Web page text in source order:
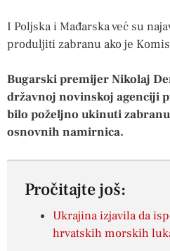
I Poljska i Mađarska već su
produljiti zabranu ako je
Bugarski premijer Nikolaj
državnoj novinskoj agenciji
bilo poželjno ukinuti
osnovnih namirnica.
Pročitajte još:
Ukrajina izjavila da
hrvatskih morskih